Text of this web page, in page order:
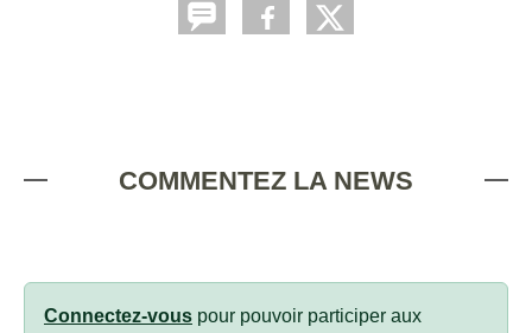
COMMENTEZ LA NEWS
Connectez-vous pour pouvoir participer aux